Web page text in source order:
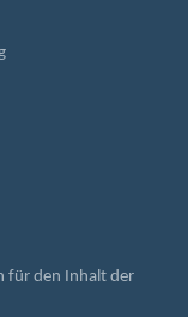
für den Inhalt der